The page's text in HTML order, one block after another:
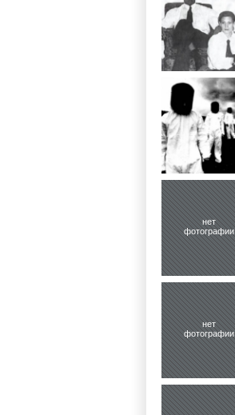
нет
фотографии
нет
фотографии